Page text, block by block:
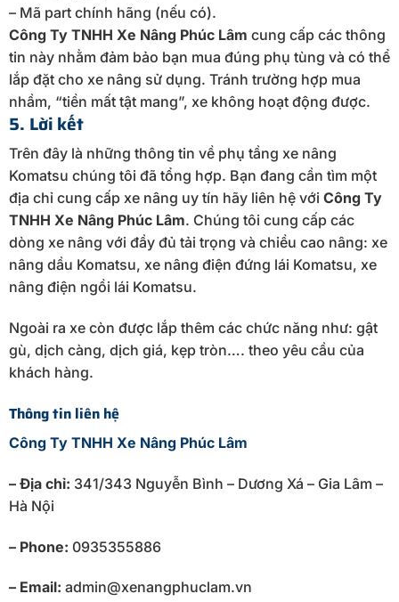
– Mã part chính hãng (nếu có).
Công Ty TNHH Xe Nâng Phúc Lâm cung cấp các thông
tin này nhằm đảm bảo bạn mua đúng phụ tùng và có thể
lắp đặt cho xe nâng sử dụng. Tránh trường hợp mua
nhầm, “tiền mất tật mang”, xe không hoạt động được.
5. Lời kết
Trên đây là những thông tin về phụ tầng xe nâng
Komatsu chúng tôi đã tổng hợp. Bạn đang cần tìm một
địa chỉ cung cấp xe nâng uy tín hãy liên hệ với Công Ty
TNHH Xe Nâng Phúc Lâm. Chúng tôi cung cấp các
dòng xe nâng với đầy đủ tải trọng và chiều cao nâng: xe
nâng dầu Komatsu, xe nâng điện đứng lái Komatsu, xe
nâng điện ngồi lái Komatsu.
Ngoài ra xe còn được lắp thêm các chức năng như: gật
gù, dịch càng, dịch giá, kẹp tròn…. theo yêu cầu của
khách hàng.
Thông tin liên hệ
Công Ty TNHH Xe Nâng Phúc Lâm
– Địa chỉ: 341/343 Nguyễn Bình – Dương Xá – Gia Lâm –
Hà Nội
– Phone: 0935355886
– Email: admin@xenangphuclam.vn